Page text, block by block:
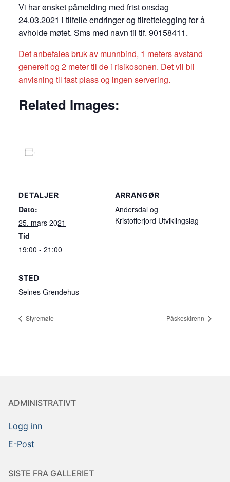
Vi har ønsket påmelding med frist onsdag
24.03.2021 i tilfelle endringer og tilrettelegging for å
avholde møtet. Sms med navn til tlf. 90158411.
Det anbefales bruk av munnbind, 1 meters avstand
generelt og 2 meter til de i risikosonen. Det vil bli
anvisning til fast plass og ingen servering.
Related Images:
DETALJER
Dato:
25. mars 2021
Tid
19:00 - 21:00
ARRANGØR
Andersdal og
Kristofferjord Utviklingslag
STED
Selnes Grendehus
Styremøte Påskeskirenn
ADMINISTRATIVT
Logg inn
E-Post
SISTE FRA GALLERIET